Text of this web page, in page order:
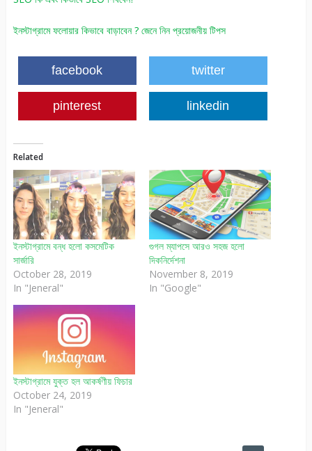
ইনস্টাগ্রামে ফলোয়ার কিভাবে বাড়াবেন ? জেনে নিন প্রয়োজনীয় টিপস
facebook twitter
pinterest linkedin
Related
ইনস্টাগ্রামে বন্ধ হলো কসমেটিক
সার্জারি
October 28, 2019
In "Jeneral"
গুগল ম্যাপসে আরও সহজ হলো
দিকনির্দেশনা
November 8, 2019
In "Google"
ইনস্টাগ্রামে যুক্ত হল আকর্ষণীয় ফিচার
October 24, 2019
In "Jeneral"